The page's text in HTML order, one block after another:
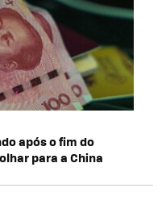
após o fim do
para a China